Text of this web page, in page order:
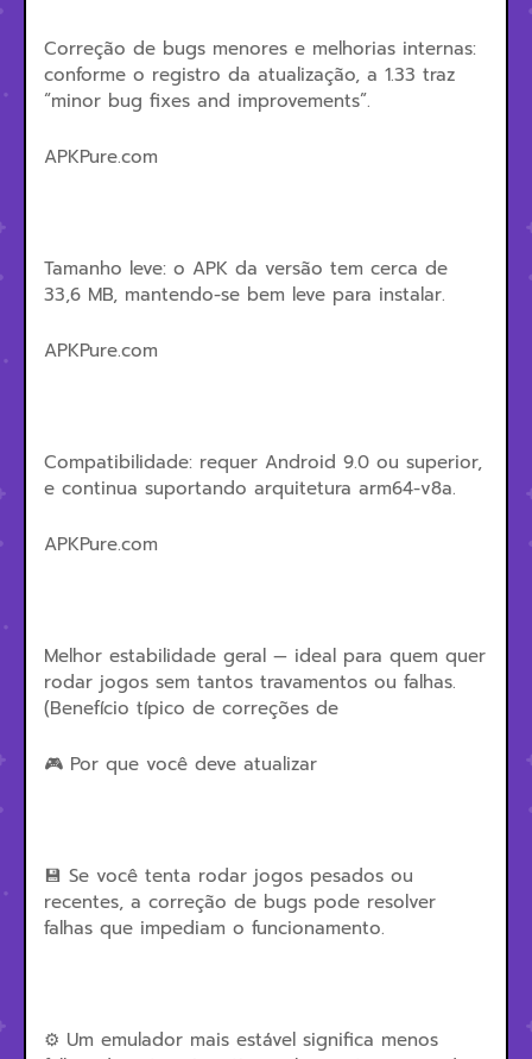
Correção de bugs menores e melhorias internas:
conforme o registro da atualização, a 1.33 traz
“minor bug fixes and improvements”.
APKPure.com
Tamanho leve: o APK da versão tem cerca de
33,6 MB, mantendo-se bem leve para instalar.
APKPure.com
Compatibilidade: requer Android 9.0 ou superior,
e continua suportando arquitetura arm64-v8a.
APKPure.com
Melhor estabilidade geral — ideal para quem quer
rodar jogos sem tantos travamentos ou falhas.
(Benefício típico de correções de
🎮 Por que você deve atualizar
💾 Se você tenta rodar jogos pesados ou
recentes, a correção de bugs pode resolver
falhas que impediam o funcionamento.
⚙️ Um emulador mais estável significa menos